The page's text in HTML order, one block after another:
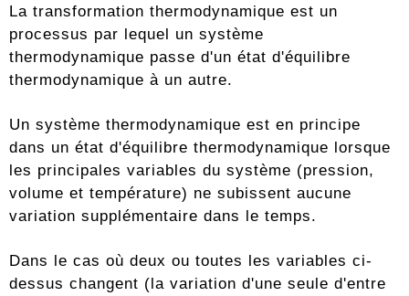
La transformation thermodynamique est un
processus par lequel un système
thermodynamique passe d'un état d'équilibre
thermodynamique à un autre.
Un système thermodynamique est en principe
dans un état d'équilibre thermodynamique lorsque
les principales variables du système (pression,
volume et température) ne subissent aucune
variation supplémentaire dans le temps.
Dans le cas où deux ou toutes les variables ci-
dessus changent (la variation d'une seule d'entre